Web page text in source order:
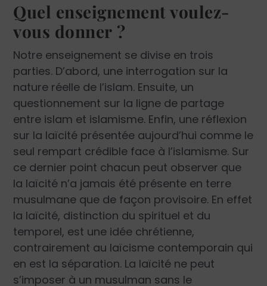
Quel enseignement voulez-
vous donner ?
Notre enseignement se divise en trois
parties. D’abord, une interrogation sur la
nature réelle de l’islam. Ensuite, un
questionnement sur la ligne de partage
entre islam et islamisme. Enfin, une réflexion
sur la laïcité présentée aujourd’hui comme le
seul rempart crédible face à l’islamisme. Sur
ce dernier point chacun peut observer que
la laïcité n’a jamais été présente en terre
musulmane que de façon provisoire. En effet
la laïcité, distinction du spirituel et du
temporel, est une idée chrétienne,
contrairement au laïcisme contemporain qui
en est la séparation. La laïcité ne peut
s’imposer à un musulman sans le